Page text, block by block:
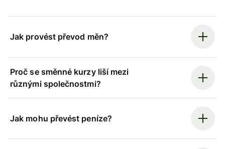
Jak provést převod měn?
Proč se směnné kurzy liší mezi
různými společnostmi?
Jak mohu převést peníze?